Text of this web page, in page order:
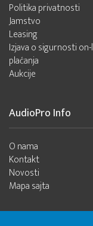
Politika privatnosti
Jamstvo
Leasing
Izjava o sigurnosti
plaćanja
Aukcije
AudioPro Info
O nama
Kontakt
Novosti
Mapa sajta